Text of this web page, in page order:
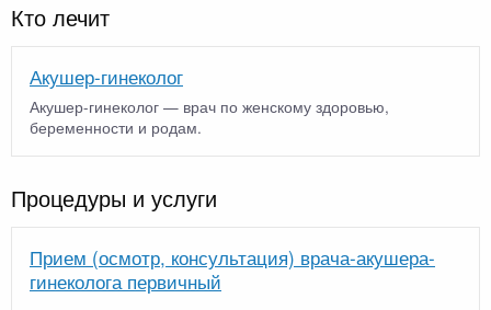
Кто лечит
Акушер-гинеколог
Акушер-гинеколог — врач по женскому здоровью,
беременности и родам.
Процедуры и услуги
Прием (осмотр, консультация) врача-акушера-
гинеколога первичный